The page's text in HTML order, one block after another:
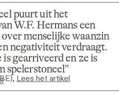
puurt uit het
W.F. Hermans een
menselijke waanzin
negativiteit verdraagt.
gearriveerd en ze is
spelerstoneel
, Lees het artikel